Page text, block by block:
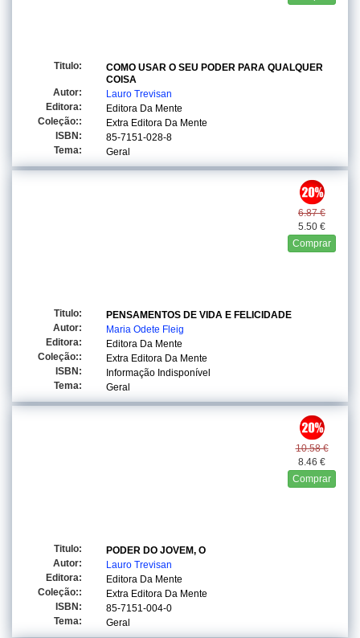
Titulo:
COMO USAR O SEU PODER PARA QUALQUER
COISA
Autor:
Lauro Trevisan
Editora:
Editora Da Mente
Coleção::
Extra Editora Da Mente
ISBN:
85-7151-028-8
Tema:
Geral
6.87 €
5.50 €
Comprar
Titulo:
PENSAMENTOS DE VIDA E FELICIDADE
Autor:
Maria Odete Fleig
Editora:
Editora Da Mente
Coleção::
Extra Editora Da Mente
ISBN:
Informação Indisponível
Tema:
Geral
10.58 €
8.46 €
Comprar
Titulo:
PODER DO JOVEM, O
Autor:
Lauro Trevisan
Editora:
Editora Da Mente
Coleção::
Extra Editora Da Mente
ISBN:
85-7151-004-0
Tema:
Geral